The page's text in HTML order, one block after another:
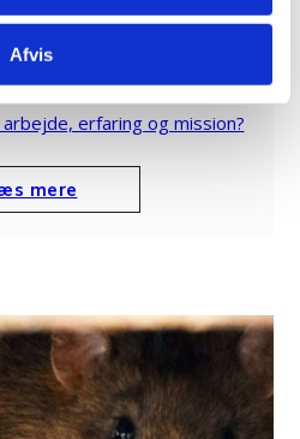
Afvisos
erfaring og mission?
mere